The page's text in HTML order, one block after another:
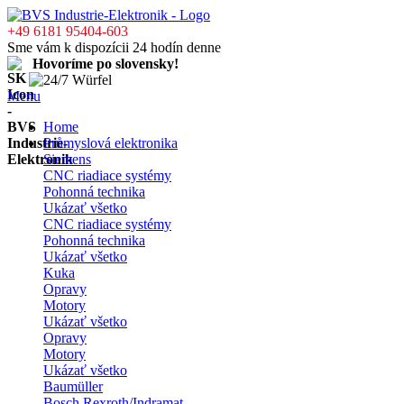
+49 6181 95404-603
Sme vám k dispozícii 24 hodín denne
Hovoríme po slovensky!
Menu
Home
Průmyslová elektronika
Siemens
CNC riadiace systémy
Pohonná technika
Ukázať všetko
CNC riadiace systémy
Pohonná technika
Ukázať všetko
Kuka
Opravy
Motory
Ukázať všetko
Opravy
Motory
Ukázať všetko
Baumüller